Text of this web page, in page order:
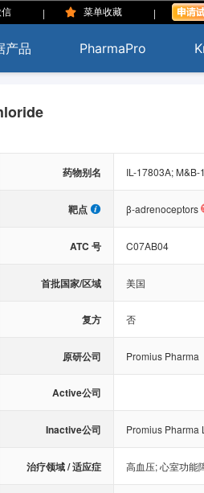
| 菜单收藏 |
产品 PharmaPro
药物别名 IL-17803A;
靶点 β-adrenoceptors
ATC 号 C07AB04
首批国家/区域 美国
复方 否
原研公司 Promius Pharma
Active公司
Inactive公司 Promius Pharma
治疗领域 / 适应症 高血压;心室功能